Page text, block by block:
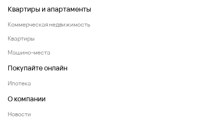
Квартиры и апартаменты
Коммерческая недвижимость
Квартиры
Машино-места
Покупайте онлайн
Ипотека
О компании
Новости